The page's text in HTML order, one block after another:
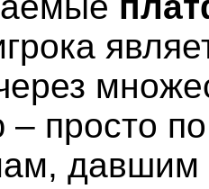
– просто
давшим